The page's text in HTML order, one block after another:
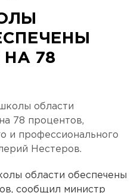
78
области
78 процентов,
и профессионального
Нестеров.
области обеспечены
сообщил министр